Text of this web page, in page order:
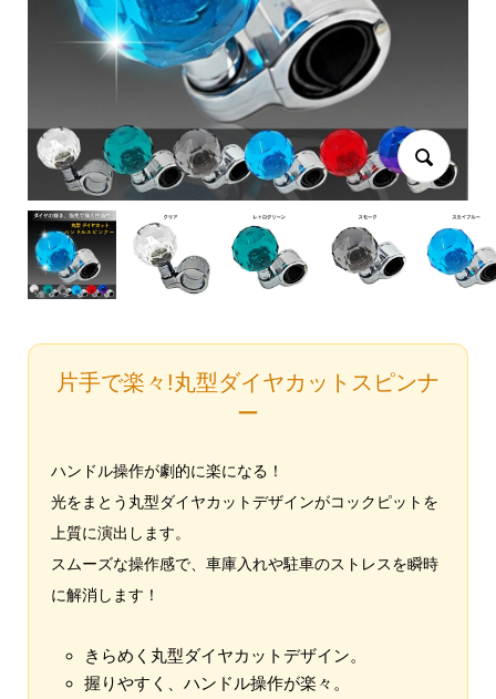
片手で楽々!丸型ダイヤカットスピンナ
ー
ハンドル操作が劇的に楽になる！
光をまとう丸型ダイヤカットデザインがコックピットを
上質に演出します。
スムーズな操作感で、車庫入れや駐車のストレスを瞬時
に解消します！
きらめく丸型ダイヤカットデザイン。
握りやすく、ハンドル操作が楽々。